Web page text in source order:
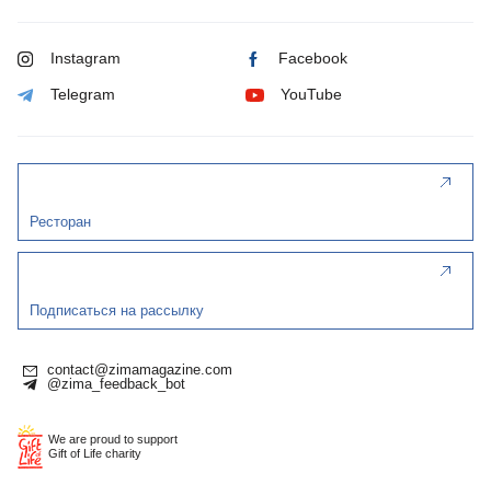
Instagram Facebook
Telegram YouTube
Ресторан
Подписаться на рассылку
contact@zimamagazine.com
@zima_feedback_bot
We are proud to support
Gift of Life charity